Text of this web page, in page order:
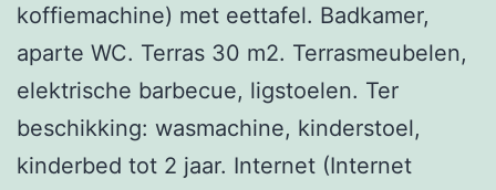
koffiemachine) met eettafel. Badkamer,
aparte WC. Terras 30 m2. Terrasmeubelen,
elektrische barbecue, ligstoelen. Ter
beschikking: wasmachine, kinderstoel,
kinderbed tot 2 jaar. Internet (Internet